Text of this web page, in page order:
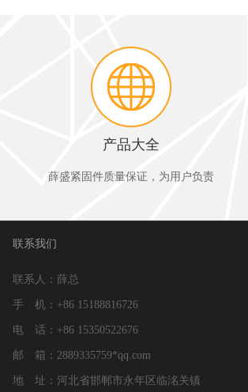
产品大全
薛盛紧固件质量保证，为用户负责
联系我们
联系人：薛总
手 机：+86 15188816726
电 话：+86 15350522676
邮 箱：2889335759*qq.com
地 址：河北省邯郸市永年区临洺关镇